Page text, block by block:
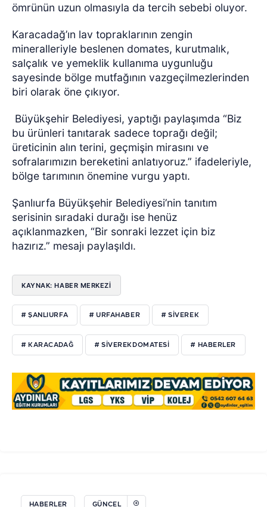
ömrünün uzun olmasıyla da tercih sebebi oluyor.
Karacadağ’ın lav topraklarının zengin
mineralleriyle beslenen domates, kurutmalık,
salçalık ve yemeklik kullanıma uygunluğu
sayesinde bölge mutfağının vazgeçilmezlerinden
biri olarak öne çıkıyor.
Büyükşehir Belediyesi, yaptığı paylaşımda “Biz
bu ürünleri tanıtarak sadece toprağı değil;
üreticinin alın terini, geçmişin mirasını ve
sofralarımızın bereketini anlatıyoruz.” ifadeleriyle,
bölge tarımının önemine vurgu yaptı.
Şanlıurfa Büyükşehir Belediyesi’nin tanıtım
serisinin sıradaki durağı ise henüz
açıklanmazken, “Bir sonraki lezzet için biz
hazırız.” mesajı paylaşıldı.
KAYNAK: HABER MERKEZİ
# ŞANLIURFA # URFAHABER # SIVEREK
# KARACADAĞ # SIVEREKDOMATESI # HABERLER
HABERLER GÜNCEL